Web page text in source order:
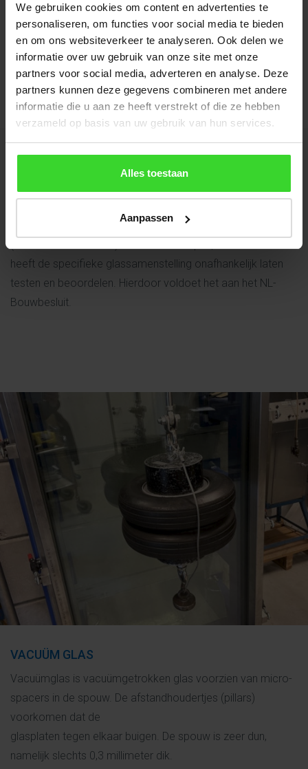
We gebruiken cookies om content en advertenties te
personaliseren, om functies voor social media te bieden
en om ons websiteverkeer te analyseren. Ook delen we
informatie over uw gebruik van onze site met onze
partners voor social media, adverteren en analyse. Deze
partners kunnen deze gegevens combineren met andere
informatie die u aan ze heeft verstrekt of die ze hebben
verzameld op basis van uw gebruik van hun services.
Alles toestaan
Aanpassen
Vacüum Glas Daklicht
allernieuwste ontwikkeling in glastechnologie: vacuümglas
heeft de specifieke glassamenstelling onafhankelijk laten
testen en beoordelen. Hierdoor voldoet het aan het NL-
Bouwbesluit.
VACUÜM GLAS
Vacuümglas is vacuümgetrokken glas voorzien van micro-
spacers in de spouw. De afstandhoudertjes (pillars)
voorkomen dat de
glasplaten tegen elkaar buigen. De spouw is zeer dun,
namelijk slechts 0,3 millimeter dik.